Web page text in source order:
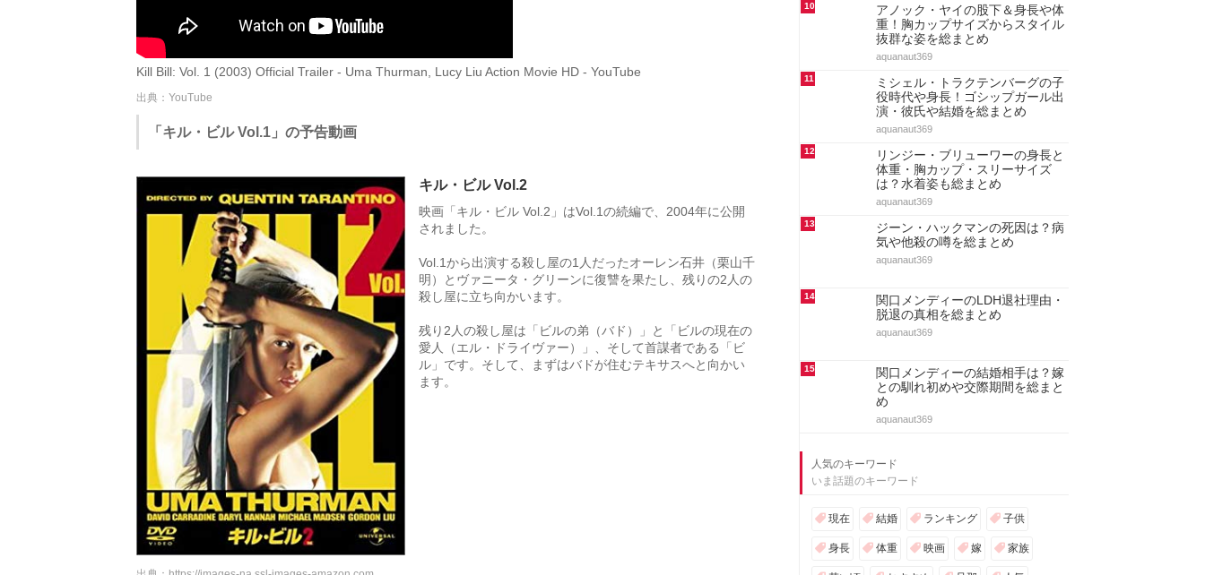
Kill Bill: Vol. 1 (2003) Official Trailer - Uma Thurman, Lucy Liu Action Movie HD - YouTube
出典：YouTube
「キル・ビル Vol.1」の予告動画
キル・ビル Vol.2
映画「キル・ビル Vol.2」はVol.1の続編で、2004年に公開
されました。
Vol.1から出演する殺し屋の1人だったオーレン石井（栗山千
明）とヴァニータ・グリーンに復讐を果たし、残りの2人の
殺し屋に立ち向かいます。
残り2人の殺し屋は「ビルの弟（バド）」と「ビルの現在の
愛人（エル・ドライヴァー）」、そして首謀者である「ビ
ル」です。そして、まずはバドが住むテキサスへと向かい
ます。
10
アノック・ヤイの股下＆身長や体
重！胸カップサイズからスタイル
抜群な姿を総まとめ
aquanaut369
11
ミシェル・トラクテンバーグの子
役時代や身長！ゴシップガール出
演・彼氏や結婚を総まとめ
aquanaut369
12
リンジー・ブリューワーの身長と
体重・胸カップ・スリーサイズ
は？水着姿も総まとめ
aquanaut369
13
ジーン・ハックマンの死因は？病
気や他殺の噂を総まとめ
aquanaut369
14
関口メンディーのLDH退社理由・
脱退の真相を総まとめ
aquanaut369
15
関口メンディーの結婚相手は？嫁
との馴れ初めや交際期間を総まと
め
aquanaut369
人気のキーワード
いま話題のキーワード
現在 結婚 ランキング 子供
身長 体重 映画 嫁 家族